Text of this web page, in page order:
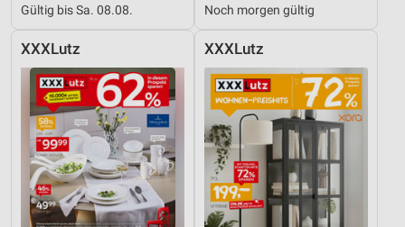
Gültig bis Sa. 08.08. Noch morgen gültig
XXXLutz XXXLutz